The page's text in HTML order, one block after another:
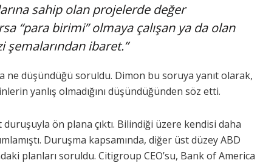
sahip olan projelerde değer
“para birimi” olmaya çalışan ya da olan
ibaret.”
ne düşündüğü soruldu. Dimon bu soruya yanıt olarak,
yanlış olmadığını düşündüğünden söz etti.
ön plana çıktı. Bilindiği üzere kendisi daha
Duruşma kapsamında, diğer üst düzey ABD
planları soruldu. Citigroup CEO’su, Bank of America